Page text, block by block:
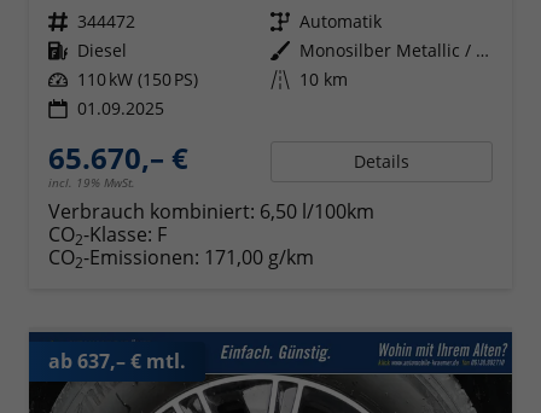
Fahrzeugnr. 344472 Getriebe Automatik
Kraftstoff Diesel Außenfarbe
Monosilber Metallic / Energeticorange Metallic
Leistung 110 kW (150 PS) Kilometerstand 10 km
01.09.2025
65.670,– €
incl. 19% MwSt.
Details
Verbrauch kombiniert: 6,50 l/100km
CO2-Klasse: F
CO2-Emissionen: 171,00 g/km
ab 637,– € mtl.